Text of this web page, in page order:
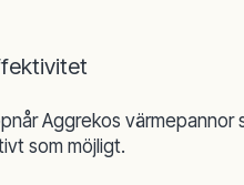
Aggrekos
som möjligt.